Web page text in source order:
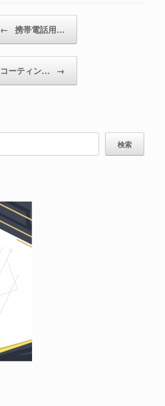
← 携帯電話用…
コーティン… →
検索